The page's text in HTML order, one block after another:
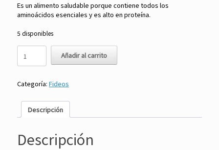
Es un alimento saludable porque contiene todos los
aminoácidos esenciales y es alto en proteína.
5 disponibles
300
gr
Green
cantidad
Añadir al carrito
Categoría: Fideos
Descripción
Descripción